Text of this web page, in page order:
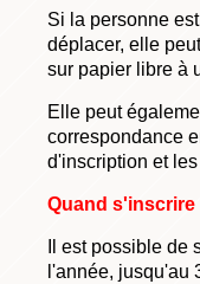
Si la personne
déplacer, elle
sur papier libre à
Elle peut
correspondance
d'inscription et
Quand s'inscrire
Il est possible de
l'année, jusqu'au